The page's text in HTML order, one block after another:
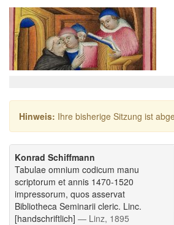
Hinweis: Ihre bisherige Sitzung ist
Konrad Schiffmann
Tabulae omnium codicum manu
scriptorum et annis 1470-1520
impressorum, quos asservat
Bibliotheca Seminarii cleric. Linc.
[handschriftlich] — Linz, 1895